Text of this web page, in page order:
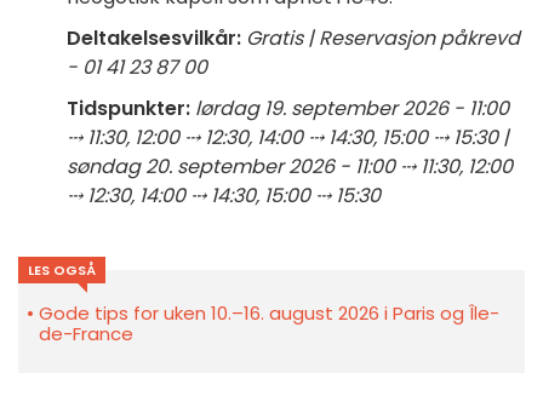
Deltakelsesvilkår: Gratis | Reservasjon påkrevd
- 01 41 23 87 00
Tidspunkter: lørdag 19. september 2026 - 11:00
⤏ 11:30, 12:00 ⤏ 12:30, 14:00 ⤏ 14:30, 15:00 ⤏ 15:30 |
søndag 20. september 2026 - 11:00 ⤏ 11:30, 12:00
⤏ 12:30, 14:00 ⤏ 14:30, 15:00 ⤏ 15:30
LES OGSÅ
Gode tips for uken 10.–16. august 2026 i Paris og Île-
de-France